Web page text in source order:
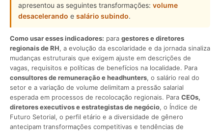
apresentou as seguintes transformações: volume
desacelerando e salário subindo.
Como usar esses indicadores: para gestores e diretores
regionais de RH, a evolução da escolaridade e da jornada sinaliza
mudanças estruturais que exigem ajuste em descrições de
vagas, requisitos e políticas de benefícios na localidade. Para
consultores de remuneração e headhunters, o salário real do
setor e a variação de volume delimitam a pressão salarial
esperada em processos de recolocação regionais. Para CEOs,
diretores executivos e estrategistas de negócio, o Índice de
Futuro Setorial, o perfil etário e a diversidade de gênero
antecipam transformações competitivas e tendências de